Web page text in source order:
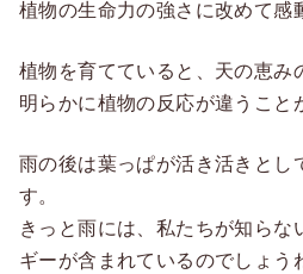
植物の生命力の強さに改めて感
植物を育てていると、天の恵み
明らかに植物の反応が違うこと
雨の後は葉っぱが活き活きとし
す。
きっと雨には、私たちが知ら
ギーが含まれているのでしょう